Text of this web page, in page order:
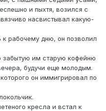
и пыхтя, возился с
насвистывал какую-
к рабочему дню, он позволил
забытую им старую кофейню
будучи еще молодым.
он иммигрировал по
кресла и встал к